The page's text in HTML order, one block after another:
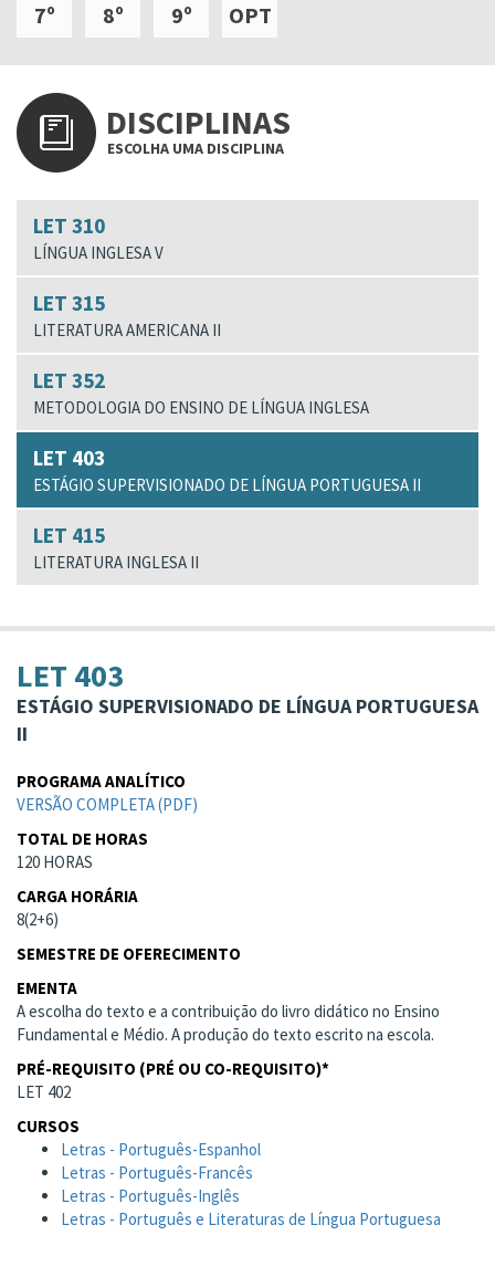
7º 8º 9º OPT
DISCIPLINAS
ESCOLHA UMA DISCIPLINA
LET 310
LÍNGUA INGLESA V
LET 315
LITERATURA AMERICANA II
LET 352
METODOLOGIA DO ENSINO DE LÍNGUA INGLESA
LET 403
ESTÁGIO SUPERVISIONADO DE LÍNGUA PORTUGUESA II
LET 415
LITERATURA INGLESA II
LET 403
ESTÁGIO SUPERVISIONADO DE LÍNGUA PORTUGUESA
II
PROGRAMA ANALÍTICO
VERSÃO COMPLETA (PDF)
TOTAL DE HORAS
120 HORAS
CARGA HORÁRIA
8(2+6)
SEMESTRE DE OFERECIMENTO
EMENTA
A escolha do texto e a contribuição do livro didático no Ensino
Fundamental e Médio. A produção do texto escrito na escola.
PRÉ-REQUISITO (PRÉ OU CO-REQUISITO)*
LET 402
CURSOS
Letras - Português-Espanhol
Letras - Português-Francês
Letras - Português-Inglês
Letras - Português e Literaturas de Língua Portuguesa